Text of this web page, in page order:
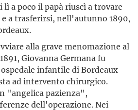
lì a poco il papà riuscì a trovare
a trasferirsi, nell'autunno 1890,
alla grave menomazione al
Giovanna Germana fu
infantile di Bordeaux
ad intervento chirurgico.
"angelica pazienza",
dell'operazione. Nei